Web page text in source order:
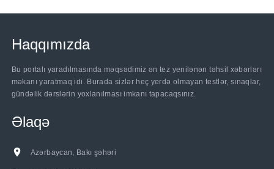
Haqqımızda
Bu portalı yaradılmasında məqsədimiz ən tez yenilənən təhsil xəbərlərı
məkanı yaratmaq idi. Burada sizlər heç yerdə olmayan testlər, sınaqlar,
gündəlik dərslərin yoxlanılması imkanı tapacaqsınız.
Əlaqə
Azərbaycan, Bakı şəhəri